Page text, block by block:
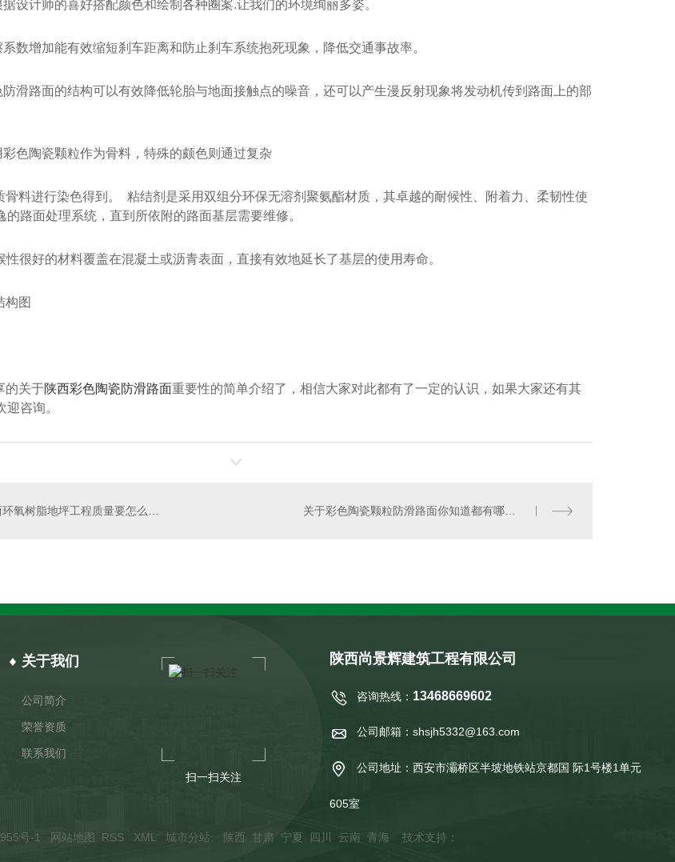
设计师的喜好搭配颜色和绘制各种圈案.让我们的环境绚丽多姿。
数增加能有效缩短刹车距离和防止刹车系统抱死现象，降低交通事故率。
滑路面的结构可以有效降低轮胎与地面接触点的噪音，还可以产生漫反射现象将发动机传到路面上的部
色陶瓷颗粒作为骨料，特殊的颇色则通过复杂
骨料进行染色得到。 粘结剂是采用双组分环保无溶剂聚氨酯材质，其卓越的耐候性、附着力、柔韧性使
路面处理系统，直到所依附的路面基层需要维修。
性很好的材料覆盖在混凝土或沥青表面，直接有效地延长了基层的使用寿命。
构图
的关于陕西彩色陶瓷防滑路面重要性的简单介绍了，相信大家对此都有了一定的认识，如果大家还有其
咨询。
你知道陕西环氧树脂地坪工程质量要怎么检测么？ 关于彩色陶瓷颗粒防滑路面你知道都有哪些特点么
关于我们
公司简介
荣誉资质
联系我们
扫一扫关注
陕西尚景辉建筑工程有限公司
咨询热线： 13468669602
公司邮箱：shsjh5332@163.com
公司地址：西安市灞桥区半坡地铁站京都国 际1号楼1单元
605室
号-1 网站地图 RSS XML 城市分站: 陕西 甘肃 宁夏 四川 云南 青海 技术支持：